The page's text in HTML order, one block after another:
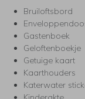
Bruiloftsbord
Gastenboek
Geloftenboekje
Getuige kaart
Kaarthouders
Katerwater